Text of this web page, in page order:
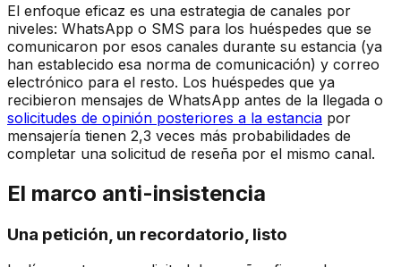
El enfoque eficaz es una estrategia de canales por
niveles: WhatsApp o SMS para los huéspedes que se
comunicaron por esos canales durante su estancia (ya
han establecido esa norma de comunicación) y correo
electrónico para el resto. Los huéspedes que ya
recibieron mensajes de WhatsApp antes de la llegada o
solicitudes de opinión posteriores a la estancia por
mensajería tienen 2,3 veces más probabilidades de
completar una solicitud de reseña por el mismo canal.
El marco anti-insistencia
Una petición, un recordatorio, listo